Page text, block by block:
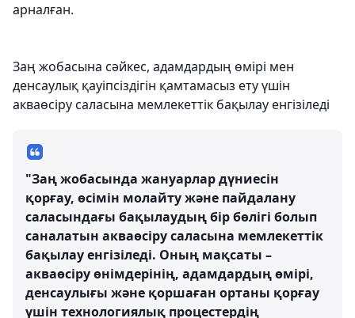
арналған.
Заң жобасына сәйкес, адамдардың өмірі мен
денсаулық қауіпсіздігін қамтамасыз ету үшін
акваөсіру саласына мемлекеттік бақылау енгізіледі
"Заң жобасында жануарлар дүниесін
қорғау, өсімін молайту және пайдалану
саласындағы бақылаудың бір бөлігі болып
саналатын акваөсіру саласына мемлекеттік
бақылау енгізіледі. Оның мақсаты –
акваөсіру өнімдерінің, адамдардың өмірі,
денсаулығы және қоршаған ортаны қорғау
үшін технологиялық процестердің